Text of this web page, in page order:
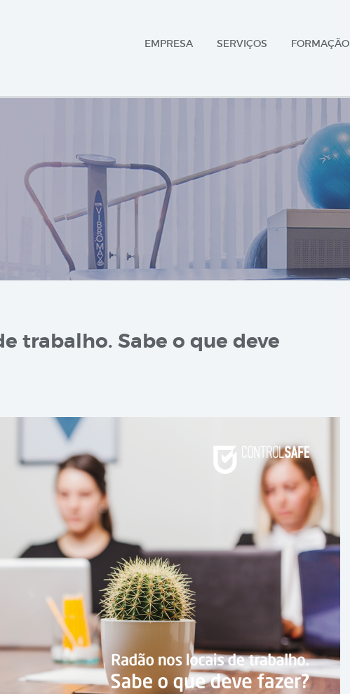
EMPRESA SERVIÇOS FORMAÇÃO
trabalho. Sabe o que deve